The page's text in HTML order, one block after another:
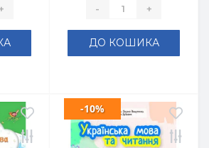
+ - +
ДО КОШИКА
-10%